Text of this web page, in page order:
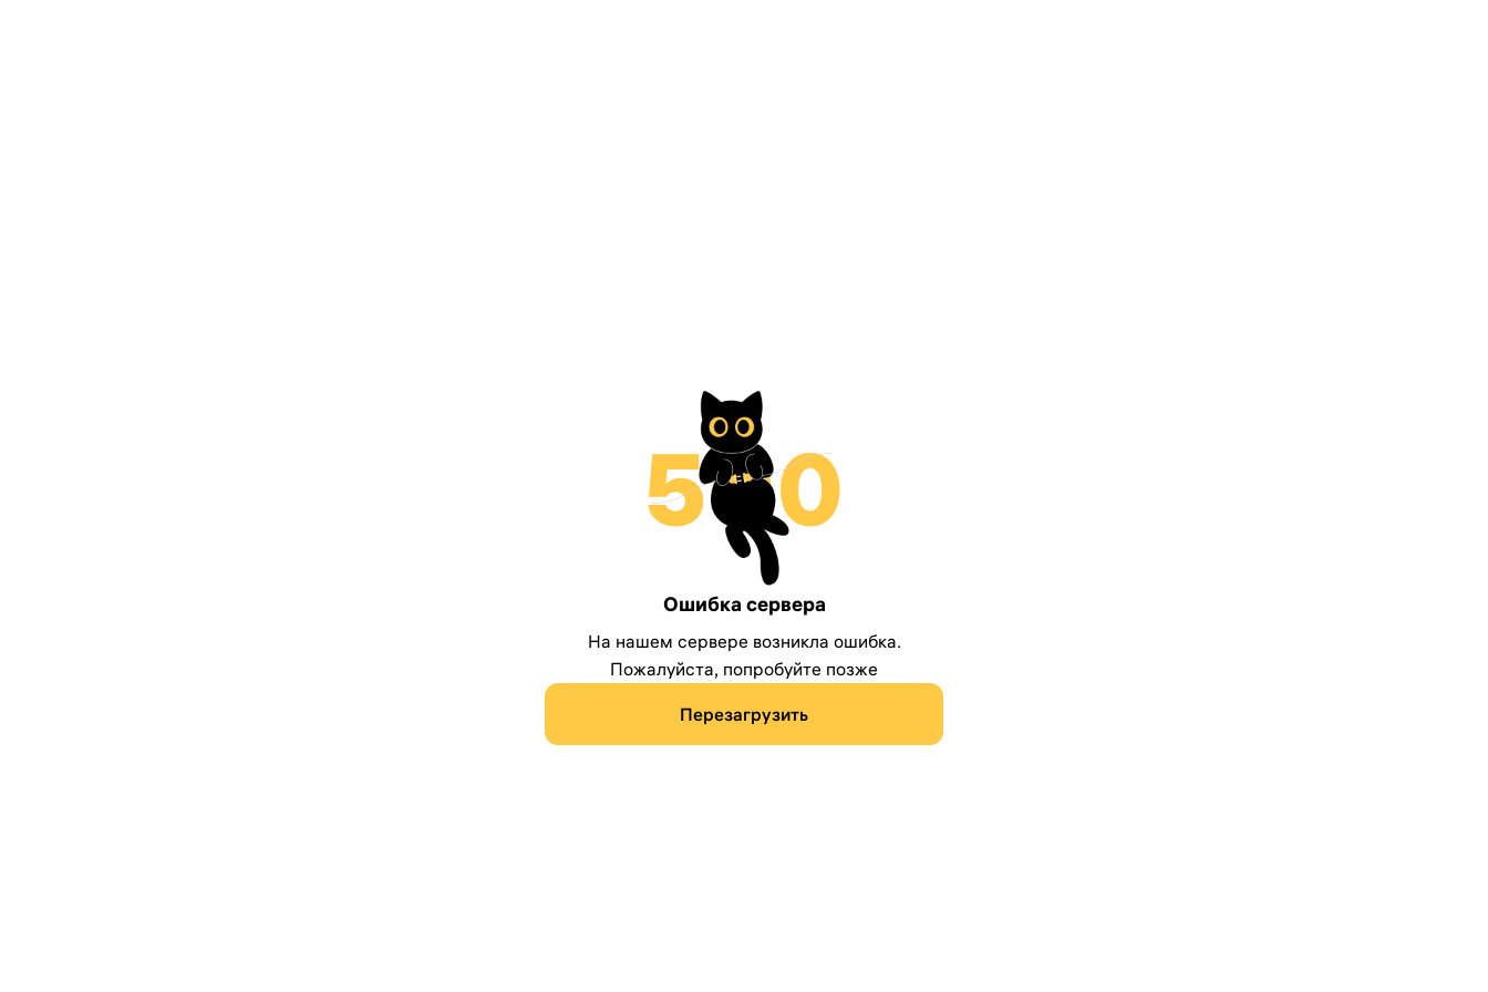
Ошибка сервера
На нашем сервере возникла ошибка.
Пожалуйста, попробуйте позже
Перезагрузить